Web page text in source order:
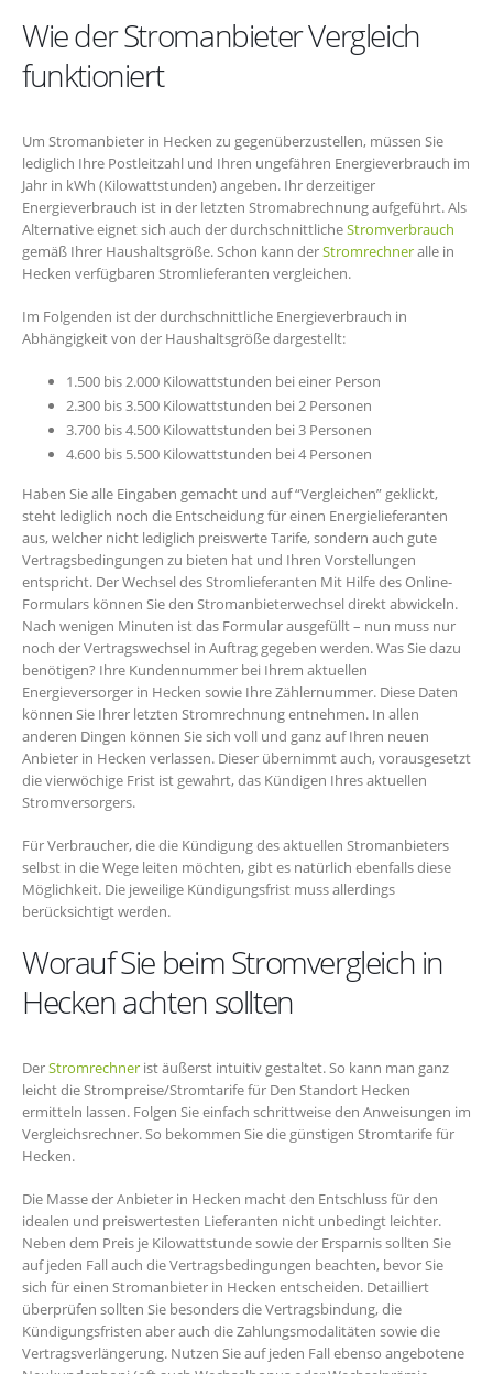
Wie der Stromanbieter Vergleich
funktioniert
Um Stromanbieter in Hecken zu gegenüberzustellen, müssen Sie
lediglich Ihre Postleitzahl und Ihren ungefähren Energieverbrauch im
Jahr in kWh (Kilowattstunden) angeben. Ihr derzeitiger
Energieverbrauch ist in der letzten Stromabrechnung aufgeführt. Als
Alternative eignet sich auch der durchschnittlicheStromverbrauch
gemäß Ihrer Haushaltsgröße. Schon kann derStromrechneralle in
Hecken verfügbaren Stromlieferanten vergleichen.
Im Folgenden ist der durchschnittliche Energieverbrauch in
Abhängigkeit von der Haushaltsgröße dargestellt:
1.500 bis 2.000 Kilowattstunden bei einer Person
2.300 bis 3.500 Kilowattstunden bei 2 Personen
3.700 bis 4.500 Kilowattstunden bei 3 Personen
4.600 bis 5.500 Kilowattstunden bei 4 Personen
Haben Sie alle Eingaben gemacht und auf “Vergleichen” geklickt,
steht lediglich noch die Entscheidung für einen Energielieferanten
aus, welcher nicht lediglich preiswerte Tarife, sondern auch gute
Vertragsbedingungen zu bieten hat und Ihren Vorstellungen
entspricht. Der Wechsel des Stromlieferanten Mit Hilfe des Online-
Formulars können Sie den Stromanbieterwechsel direkt abwickeln.
Nach wenigen Minuten ist das Formular ausgefüllt – nun muss nur
noch der Vertragswechsel in Auftrag gegeben werden. Was Sie dazu
benötigen? Ihre Kundennummer bei Ihrem aktuellen
Energieversorger in Hecken sowie Ihre Zählernummer. Diese Daten
können Sie Ihrer letzten Stromrechnung entnehmen. In allen
anderen Dingen können Sie sich voll und ganz auf Ihren neuen
Anbieter in Hecken verlassen. Dieser übernimmt auch, vorausgesetzt
die vierwöchige Frist ist gewahrt, das Kündigen Ihres aktuellen
Stromversorgers.
Für Verbraucher, die die Kündigung des aktuellen Stromanbieters
selbst in die Wege leiten möchten, gibt es natürlich ebenfalls diese
Möglichkeit. Die jeweilige Kündigungsfrist muss allerdings
berücksichtigt werden.
Worauf Sie beim Stromvergleich in
Hecken achten sollten
DerStromrechner ist äußerst intuitiv gestaltet. So kann man ganz
leicht die Strompreise/Stromtarife für Den Standort Hecken
ermitteln lassen. Folgen Sie einfach schrittweise den Anweisungen im
Vergleichsrechner. So bekommen Sie die günstigen Stromtarife für
Hecken.
Die Masse der Anbieter in Hecken macht den Entschluss für den
idealen und preiswertesten Lieferanten nicht unbedingt leichter.
Neben dem Preis je Kilowattstunde sowie der Ersparnis sollten Sie
auf jeden Fall auch die Vertragsbedingungen beachten, bevor Sie
sich für einen Stromanbieter in Hecken entscheiden. Detailliert
überprüfen sollten Sie besonders die Vertragsbindung, die
Kündigungsfristen aber auch die Zahlungsmodalitäten sowie die
Vertragsverlängerung. Nutzen Sie auf jeden Fall ebenso angebotene